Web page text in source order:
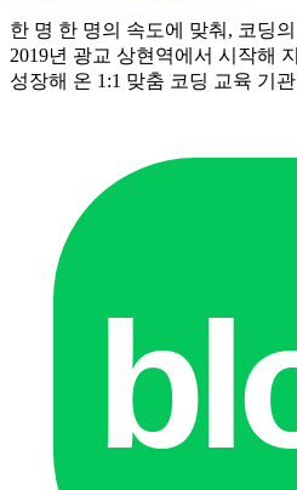
한 명 한 명의 속도에 맞춰, 코딩
2019년 광교 상현역에서 시작해
성장해 온 1:1 맞춤 코딩 교육 기